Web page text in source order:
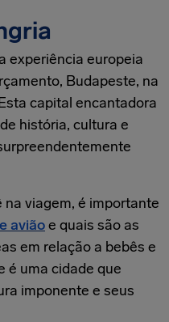
experiência europeia
Budapeste, na
capital encantadora
história, cultura e
na viagem, é importante
aviãoe quais são as
em relação a bebês e
é uma cidade que
imponente e seus